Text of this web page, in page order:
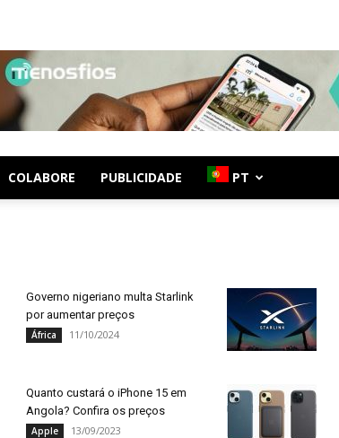
COLABORE PUBLICIDADE PT
Governo nigeriano multa Starlink
por aumentar preços
África 11/10/2024
Quanto custará o iPhone 15 em
Angola? Confira os preços
Apple 13/09/2023